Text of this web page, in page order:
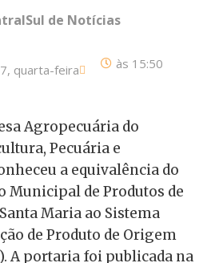
de Notícias
quarta-feira às 15:50
Agropecuária do
Pecuária e
a equivalência do
Municipal de Produtos de
Maria ao Sistema
de Produto de Origem
A portaria foi publicada na